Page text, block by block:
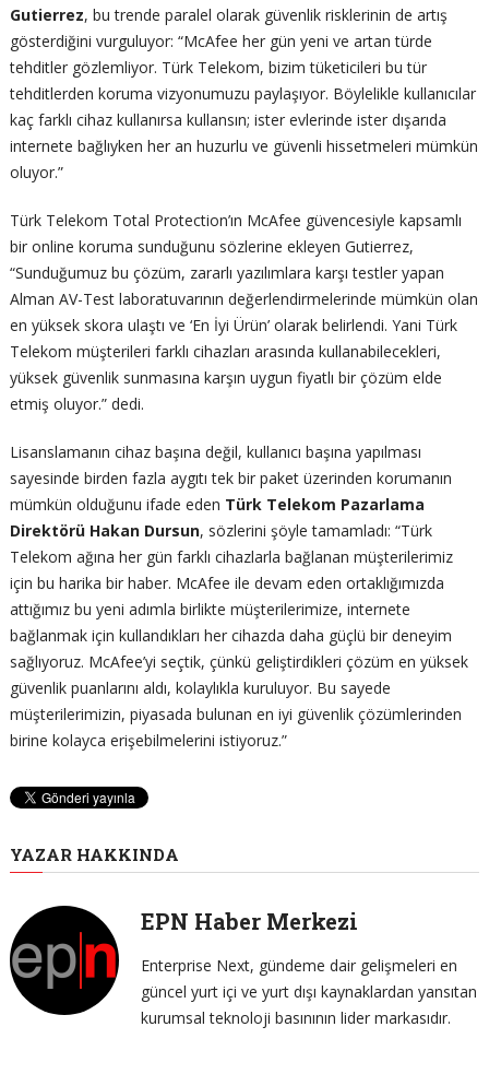
Gutierrez, bu trende paralel olarak güvenlik risklerinin de artış
gösterdiğini vurguluyor: “McAfee her gün yeni ve artan türde
tehditler gözlemliyor. Türk Telekom, bizim tüketicileri bu tür
tehditlerden koruma vizyonumuzu paylaşıyor. Böylelikle kullanıcılar
kaç farklı cihaz kullanırsa kullansın; ister evlerinde ister dışarıda
internete bağlıyken her an huzurlu ve güvenli hissetmeleri mümkün
oluyor.”
Türk Telekom Total Protection’ın McAfee güvencesiyle kapsamlı
bir online koruma sunduğunu sözlerine ekleyen Gutierrez,
“Sunduğumuz bu çözüm, zararlı yazılımlara karşı testler yapan
Alman AV-Test laboratuvarının değerlendirmelerinde mümkün olan
en yüksek skora ulaştı ve ‘En İyi Ürün’ olarak belirlendi. Yani Türk
Telekom müşterileri farklı cihazları arasında kullanabilecekleri,
yüksek güvenlik sunmasına karşın uygun fiyatlı bir çözüm elde
etmiş oluyor.” dedi.
Lisanslamanın cihaz başına değil, kullanıcı başına yapılması
sayesinde birden fazla aygıtı tek bir paket üzerinden korumanın
mümkün olduğunu ifade eden Türk Telekom Pazarlama
Direktörü Hakan Dursun, sözlerini şöyle tamamladı: “Türk
Telekom ağına her gün farklı cihazlarla bağlanan müşterilerimiz
için bu harika bir haber. McAfee ile devam eden ortaklığımızda
attığımız bu yeni adımla birlikte müşterilerimize, internete
bağlanmak için kullandıkları her cihazda daha güçlü bir deneyim
sağlıyoruz. McAfee’yi seçtik, çünkü geliştirdikleri çözüm en yüksek
güvenlik puanlarını aldı, kolaylıkla kuruluyor. Bu sayede
müşterilerimizin, piyasada bulunan en iyi güvenlik çözümlerinden
birine kolayca erişebilmelerini istiyoruz.”
YAZAR HAKKINDA
EPN Haber Merkezi
Enterprise Next, gündeme dair gelişmeleri en
güncel yurt içi ve yurt dışı kaynaklardan yansıtan
kurumsal teknoloji basınının lider markasıdır.